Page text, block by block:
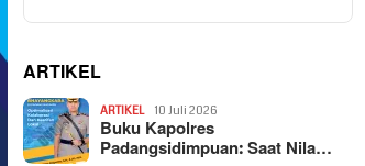
ARTIKEL
ARTIKEL 10 Juli 2026
Buku Kapolres
Padangsidimpuan: Saat Nila…